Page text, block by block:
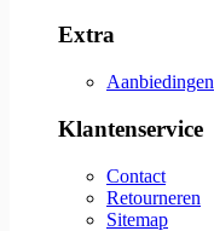
Extra
Aanbiedingen
Klantenservice
Contact
Retourneren
Sitemap